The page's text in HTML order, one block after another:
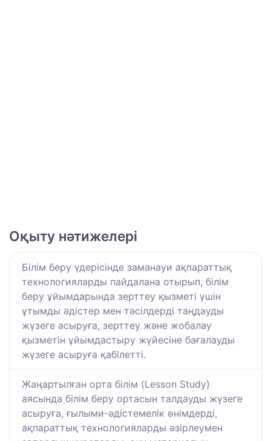
Оқыту нәтижелері
Білім беру үдерісінде заманауи ақпараттық
технологияларды пайдалана отырып, білім
беру ұйымдарында зерттеу қызметі үшін
ұтымды әдістер мен тәсілдерді таңдауды
жүзеге асыруға, зерттеу және жобалау
қызметін ұйымдастыру жүйесіне бағалауды
жүзеге асыруға қабілетті.
Жаңартылған орта білім (Lesson Study)
аясында білім беру ортасын талдауды жүзеге
асыруға, ғылыми-әдістемелік өнімдерді,
ақпараттық технологияларды әзірлеумен